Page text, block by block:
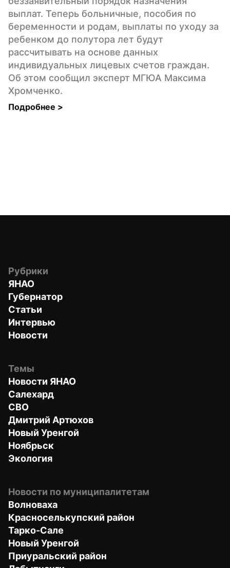
выплат. Теперь больничные, пособия по
беременности и родам, выплаты по уходу за
ребенком до полутора лет будут
рассчитывать на основе данных
индивидуальных лицевых счетов граждан.
Об этом сообщил эксперт МГЮА Максима
Хромченко.
Подробнее >
Рубрики
ЯНАО
Губернатор
Статьи
Интервью
Новости
Темы
Новости ЯНАО
Салехард
СВО
Дмитрий Артюхов
Новый Уренгой
Ноябрьск
Экология
Новости по муниципалитетам
Волноваха
Красноселькупский район
Тарко-Сале
Новый Уренгой
Приуральский район